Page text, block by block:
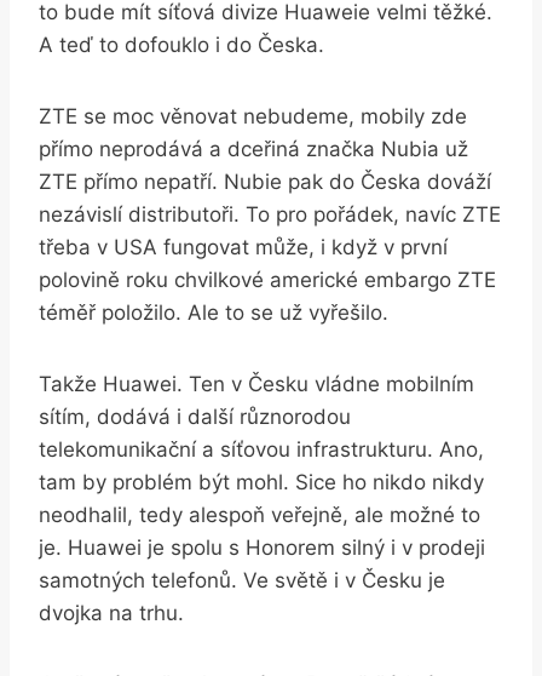
to bude mít síťová divize Huaweie velmi těžké.
A teď to dofouklo i do Česka.
ZTE se moc věnovat nebudeme, mobily zde
přímo neprodává a dceřiná značka Nubia už
ZTE přímo nepatří. Nubie pak do Česka dováží
nezávislí distributoři. To pro pořádek, navíc ZTE
třeba v USA fungovat může, i když v první
polovině roku chvilkové americké embargo ZTE
téměř položilo. Ale to se už vyřešilo.
Takže Huawei. Ten v Česku vládne mobilním
sítím, dodává i další různorodou
telekomunikační a síťovou infrastrukturu. Ano,
tam by problém být mohl. Sice ho nikdo nikdy
neodhalil, tedy alespoň veřejně, ale možné to
je. Huawei je spolu s Honorem silný i v prodeji
samotných telefonů. Ve světě i v Česku je
dvojka na trhu.